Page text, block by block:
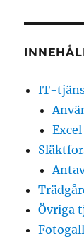
IT-
Excel
Övriga